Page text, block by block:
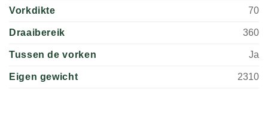
Vorkdikte 70
Draaibereik 360
Tussen de vorken Ja
Eigen gewicht 2310